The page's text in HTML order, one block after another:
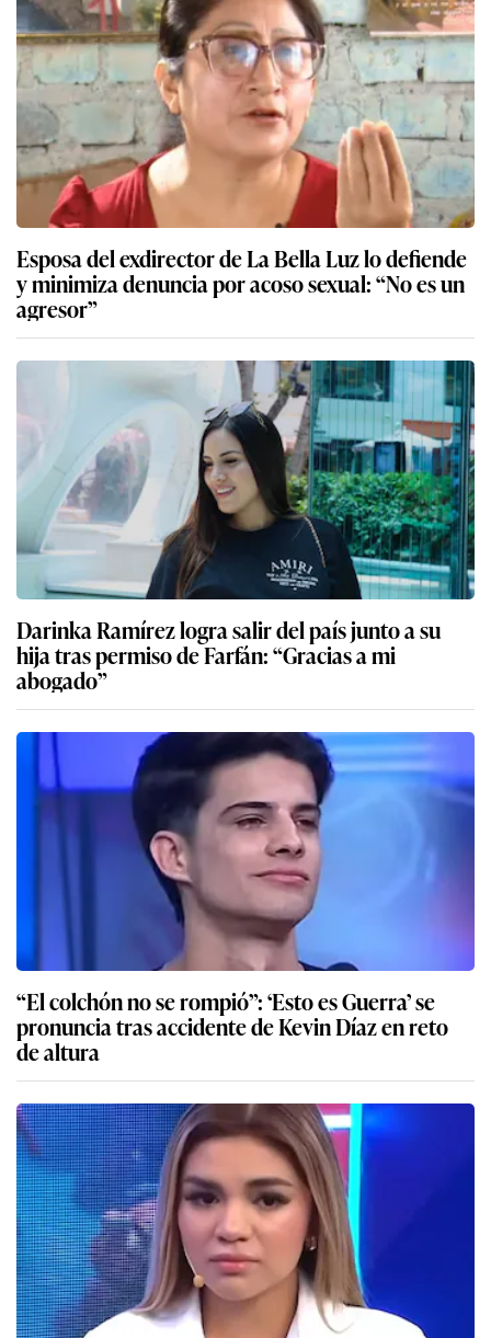
Esposa del exdirector de La Bella Luz lo defiende
y minimiza denuncia por acoso sexual: “No es un
agresor”
Darinka Ramírez logra salir del país junto a su
hija tras permiso de Farfán: “Gracias a mi
abogado”
“El colchón no se rompió”: ‘Esto es Guerra’ se
pronuncia tras accidente de Kevin Díaz en reto
de altura